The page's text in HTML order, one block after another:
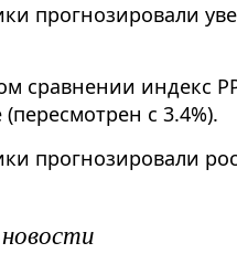
прогнозировали
сравнении индекс
с 3.4%).
прогнозировали